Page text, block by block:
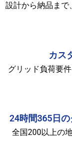
設計から納品まで
カス
グリッド負荷要
24時間365日
全国200以上の